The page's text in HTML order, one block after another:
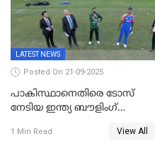
LATEST NEWS
Posted On 21-09-2025
പാകിസ്ഥാനെതിരെ ടോസ്
നേടിയ ഇന്ത്യ ബൗളിംഗ്
1 Min Read View All